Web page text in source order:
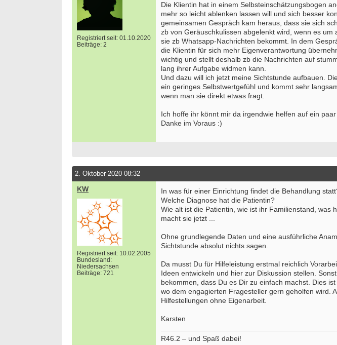
Registriert seit: 01.10.2020
Beiträge: 2
Die Klientin hat in einem Selbsteinschätzungsbogen
mehr so leicht ablenken lassen will und sich besser
gemeinsamen Gespräch kam heraus, dass sie sich
zb von Geräuschkulissen abgelenkt wird, wenn es um
sie zb Whatsapp-Nachrichten bekommt. In dem
die Klientin für sich mehr Eigenverantwortung
wichtig und stellt deshalb zb die Nachrichten auf
lang ihrer Aufgabe widmen kann.
Und dazu will ich jetzt meine Sichtstunde aufbauen.
ein geringes Selbstwertgefühl und kommt sehr
wenn man sie direkt etwas fragt.
Ich hoffe ihr könnt mir da irgendwie helfen auf ein
Danke im Voraus :)
2. Oktober 2020 08:32
KW
Registriert seit: 10.02.2005
Bundesland:
Niedersachsen
Beiträge: 721
In was für einer Einrichtung findet die Behandlung
Welche Diagnose hat die Patientin?
Wie alt ist die Patientin, wie ist ihr Familienstand, was
macht sie jetzt ...
Ohne grundlegende Daten und eine ausführliche
Sichtstunde absolut nichts sagen.
Da musst Du für Hilfeleistung erstmal reichlich
Ideen entwickeln und hier zur Diskussion stellen.
bekommen, dass Du es Dir zu einfach machst. Dies
wo dem engagierten Fragesteller gern geholfen wird.
Hilfestellungen ohne Eigenarbeit.
Karsten
R46.2 – und Spaß dabei!